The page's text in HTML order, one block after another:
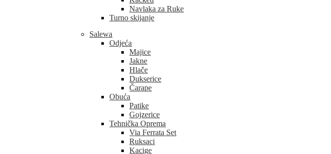
Navlaka za Ruke
Turno skijanje
Salewa
Odjeća
Majice
Jakne
Hlače
Dukserice
Čarape
Obuća
Patike
Gojzerice
Tehnička Oprema
Via Ferrata Set
Ruksaci
Kacige